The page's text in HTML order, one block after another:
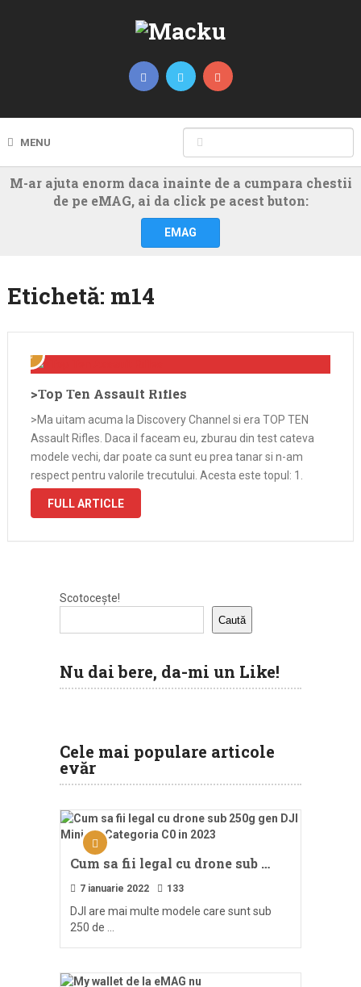
MENU
M-ar ajuta enorm daca inainte de a cumpara chestii
de pe eMAG, ai da click pe acest buton:
EMAG
Etichetă: m14
>Top Ten Assault Rifles
>Ma uitam acuma la Discovery Channel si era TOP TEN
Assault Rifles. Daca il faceam eu, zburau din test cateva
modele vechi, dar poate ca sunt eu prea tanar si n-am
respect pentru valorile trecutului. Acesta este topul: 1.
AK47 (binemeritat loc)2. M16 (o pusca faina)3. …
FULL ARTICLE
Scotocește!
Caută
Nu dai bere, da-mi un Like!
Cele mai populare articole
evăr
Cum sa fii legal cu drone sub …
7 ianuarie 2022 133
DJI are mai multe modele care sunt sub
250 de …